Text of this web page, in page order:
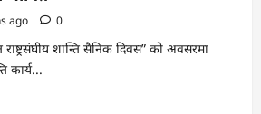
ago 0
राष्ट्रसंघीय शान्ति सैनिक दिवस” को अवसरमा
कार्य...